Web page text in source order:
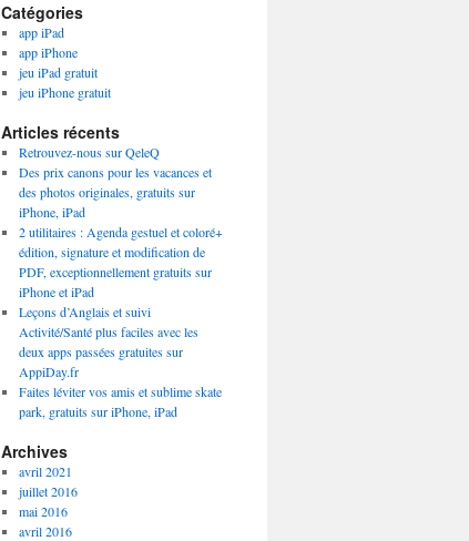
Catégories
app iPad
app iPhone
jeu iPad gratuit
jeu iPhone gratuit
Articles récents
Retrouvez-nous sur QeleQ
Des prix canons pour les vacances et
des photos originales, gratuits sur
iPhone, iPad
2 utilitaires : Agenda gestuel et coloré+
édition, signature et modification de
PDF, exceptionnellement gratuits sur
iPhone et iPad
Leçons d’Anglais et suivi
Activité/Santé plus faciles avec les
deux apps passées gratuites sur
AppiDay.fr
Faites léviter vos amis et sublime skate
park, gratuits sur iPhone, iPad
Archives
avril 2021
juillet 2016
mai 2016
avril 2016